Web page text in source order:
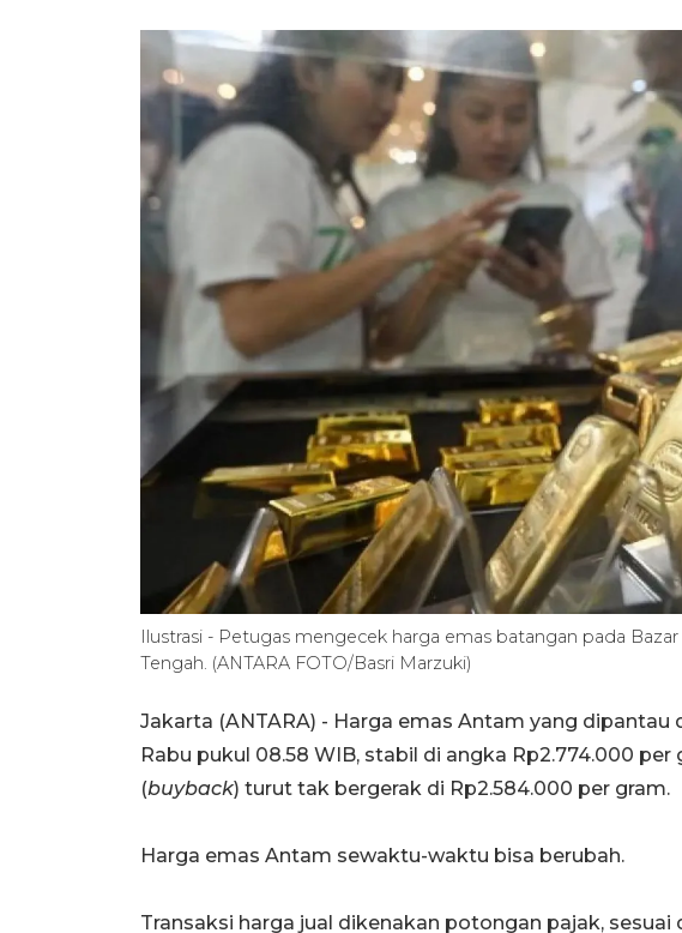
Ilustrasi - Petugas mengecek harga emas batangan pada
Tengah. (ANTARA FOTO/Basri Marzuki)
Jakarta (ANTARA) - Harga emas Antam yang
Rabu pukul 08.58 WIB, stabil di angka Rp2.774.000
(buyback) turut tak bergerak di Rp2.584.000 per gram.
Harga emas Antam sewaktu-waktu bisa berubah.
Transaksi harga jual dikenakan potongan pajak,